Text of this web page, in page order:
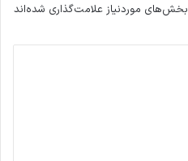
بخش‌های موردنیاز علامت‌گذاری شده‌اند